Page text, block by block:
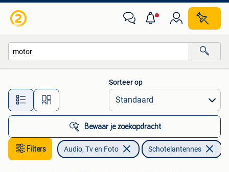
Alle afstanden…
Sorteer op
Bewaar je zoekopdracht
Filters Audio, Tv en Foto Schotelantennes